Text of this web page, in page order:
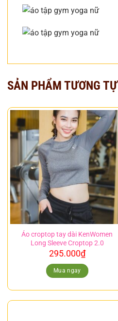
SẢN PHẨM TƯƠNG TỰ
Áo croptop tay dài KenWomen
Long Sleeve Croptop 2.0
295.000₫
Mua ngay